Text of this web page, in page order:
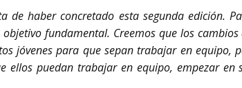
de haber concretado esta segunda edición.
fundamental. Creemos que los
jóvenes para que sepan trabajar en equipo,
puedan trabajar en equipo, empezar en